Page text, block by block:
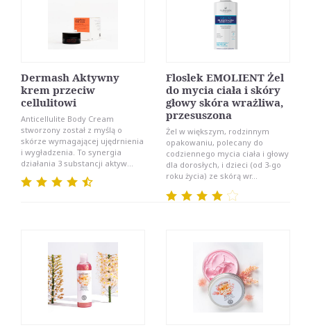
Dermash Aktywny
krem przeciw
cellulitowi
Anticellulite Body Cream
stworzony został z myślą o
skórze wymagającej ujędrnienia
i wygładzenia. To synergia
działania 3 substancji aktyw...
Floslek EMOLIENT Żel
do mycia ciała i skóry
głowy skóra wrażliwa,
przesuszona
Żel w większym, rodzinnym
opakowaniu, polecany do
codziennego mycia ciała i głowy
dla dorosłych, i dzieci (od 3-go
roku życia) ze skórą wr...